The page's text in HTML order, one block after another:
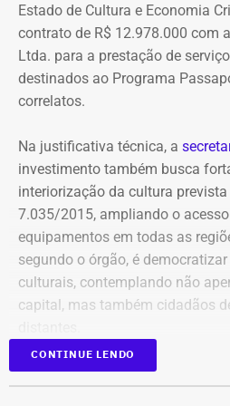
Declaração de bens de
elaborar uma tabela
compartilham telefones,
administradores, contas de
pagamento ou gerenciadores de
impulsionamentos e
criança como
As 31 publicações relacionadas
assuntos diversos. A lista inclui
na Assembleia Legislativa,
sucessão municipal, alterações
fiscalização urbana, lixo,
secretarias e relações do
outras figuras políticas.
Estado de Cultura e Economia
contrato de R$ 12.978.000 com
Ltda. para a prestação de
destinados ao Programa
correlatos.
Na justificativa técnica, a
investimento também busca
interiorização da cultura
7.035/2015, ampliando o
equipamentos em todas as
segundo o órgão, é
culturais, contemplando não
capital, mas também cidadãos
Publicado no Diário Oficial do
CONTINUE LENDO